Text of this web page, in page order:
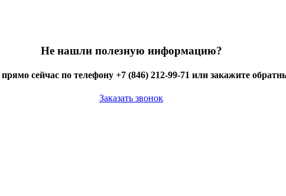
Не нашли полезную информацию?
сейчас по телефону +7 (846) 212-99-71 или закажите
Заказать звонок